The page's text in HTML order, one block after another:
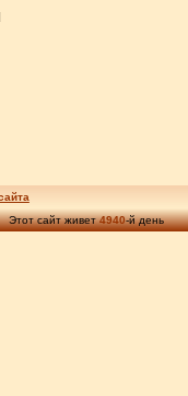
Этот сайт живет4940-й день